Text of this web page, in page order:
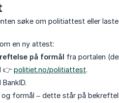
søke om politiattest eller
en ny attest:
på formål fra portalen
👉 politiet.no/politiattest.
og formål – dette står på